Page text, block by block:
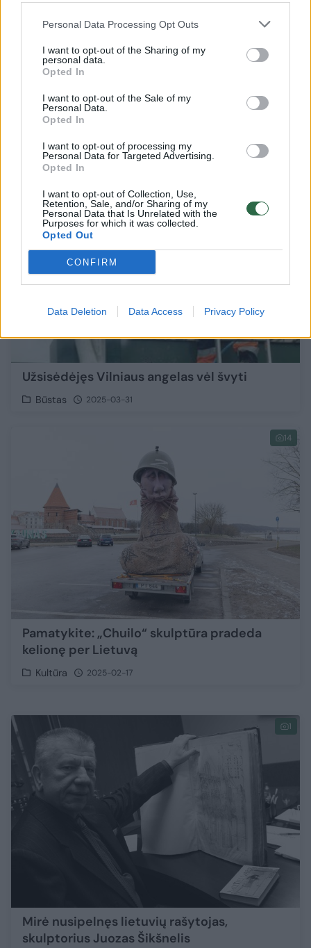
Personal Data Processing Opt Outs
I want to opt-out of the Sharing of my
personal data.
Opted In
I want to opt-out of the Sale of my
Personal Data.
Opted In
I want to opt-out of processing my
Personal Data for Targeted Advertising.
Opted In
I want to opt-out of Collection, Use,
Retention, Sale, and/or Sharing of my
Personal Data that Is Unrelated with the
Purposes for which it was collected.
Opted Out
CONFIRM
Data Deletion Data Access Privacy Policy
Ryškiai asmenybei sukurtas namas turėjo
lūkesčius
Būstas
Užsisėdėjęs Vilniaus angelas vėl švyti
Būstas 2025-03-31
14
Pamatykite: „Chuilo“ skulptūra pradeda
kelionę per Lietuvą
Kultūra 2025-02-17
1
Mirė nusipelnęs lietuvių rašytojas,
skulptorius Juozas Šikšnelis